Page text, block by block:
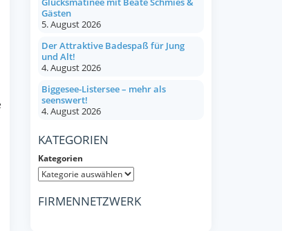
Gästen
5. August 2026
Der Attraktive Badespaß für Jung
und Alt!
4. August 2026
Biggesee-Listersee – mehr als
seenswert!
4. August 2026
KATEGORIEN
Kategorien
FIRMENNETZWERK